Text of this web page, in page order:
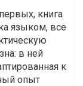
книга
языком, все
в ней
к
опыт